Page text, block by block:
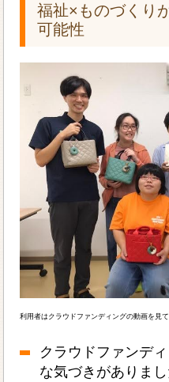
福祉×ものづくり
可能性
利用者はクラウドファンディングの動画を見
クラウドファンデ
な気づきがありまし